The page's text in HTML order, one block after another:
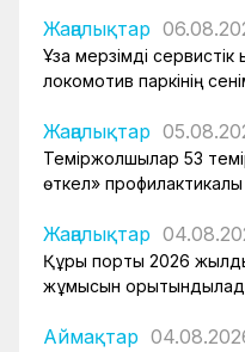
Жаңалықтар
Ұзақ мерзімді
локомотив паркінің
Жаңалықтар
Теміржолшылар 53
өткел»
Жаңалықтар
Құрық порты 2026
жұмысын
Аймақтар